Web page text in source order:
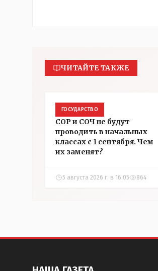
ЧИТАЙТЕ ТАКЖЕ
ГОСУДАРСТВО
СОР и СОЧ не будут
проводить в начальных
классах с 1 сентября. Чем
их заменят?
5 августа 2026 г. в 16:05 864